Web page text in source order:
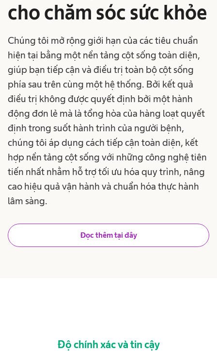
cho chăm sóc sức khỏe
Chúng tôi mở rộng giới hạn của các tiêu chuẩn
hiện tại bằng một nền tảng cột sống toàn diện,
giúp bạn tiếp cận và điều trị toàn bộ cột sống
phía sau trên cùng một hệ thống. Bởi kết quả
điều trị không được quyết định bởi một hành
động đơn lẻ mà là tổng hòa của hàng loạt quyết
định trong suốt hành trình của người bệnh,
chúng tôi áp dụng cách tiếp cận toàn diện, kết
hợp nền tảng cột sống với những công nghệ tiên
tiến nhất nhằm hỗ trợ tối ưu hóa quy trình, nâng
cao hiệu quả vận hành và chuẩn hóa thực hành
lâm sàng.
Đọc thêm tại đây
Độ chính xác và tin cậy​